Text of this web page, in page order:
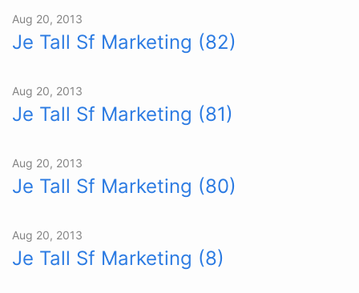
Aug 20, 2013
Je Tall Sf Marketing (82)
Aug 20, 2013
Je Tall Sf Marketing (81)
Aug 20, 2013
Je Tall Sf Marketing (80)
Aug 20, 2013
Je Tall Sf Marketing (8)